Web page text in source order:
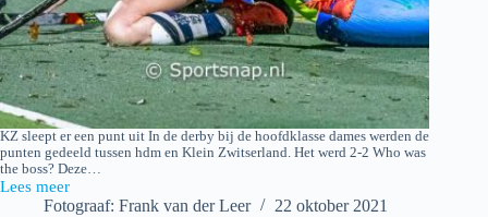
KZ sleept er een punt uit In de derby bij de hoofdklasse dames werden de
punten gedeeld tussen hdm en Klein Zwitserland. Het werd 2-2 Who was
the boss? Deze…
Lees meer
hdm
Fotograaf: Frank van der Leer 22 oktober 2021